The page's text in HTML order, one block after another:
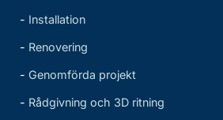
- Installation
- Renovering
- Genomförda projekt
- Rådgivning och 3D ritning